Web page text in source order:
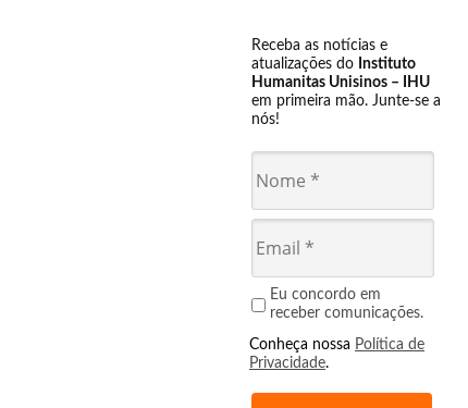
Receba as notícias e
atualizações do Instituto
Humanitas Unisinos – IHU
em primeira mão. Junte-se a
nós!
Eu concordo em
receber comunicações.
Conheça nossa Política de
Privacidade.